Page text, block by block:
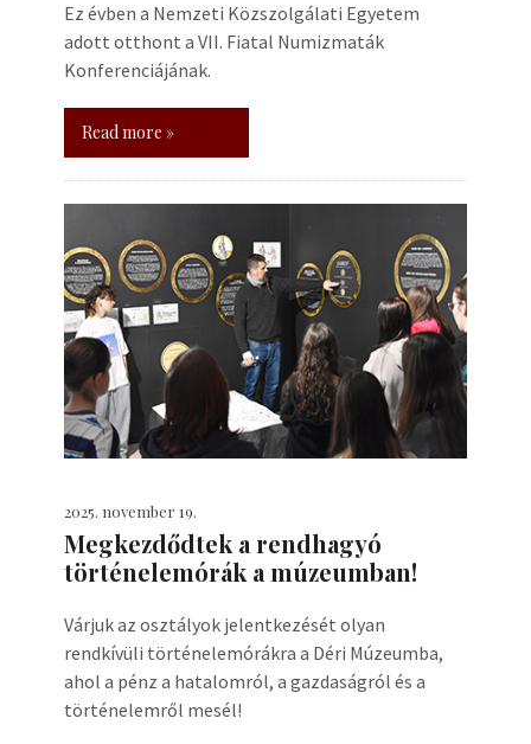
Ez évben a Nemzeti Közszolgálati Egyetem
adott otthont a VII. Fiatal Numizmaták
Konferenciájának.
Read more »
2025. november 19.
Megkezdődtek a rendhagyó
történelemórák a múzeumban!
Várjuk az osztályok jelentkezését olyan
rendkívüli történelemórákra a Déri Múzeumba,
ahol a pénz a hatalomról, a gazdaságról és a
történelemről mesél!